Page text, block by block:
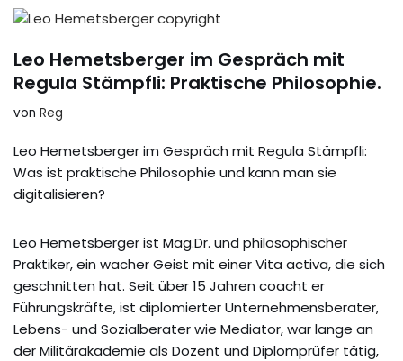
Leo Hemetsberger im Gespräch mit
Regula Stämpfli: Praktische Philosophie.
von Reg
Leo Hemetsberger im Gespräch mit Regula Stämpfli:
Was ist praktische Philosophie und kann man sie
digitalisieren?
Leo Hemetsberger ist Mag.Dr. und philosophischer
Praktiker, ein wacher Geist mit einer Vita activa, die sich
geschnitten hat. Seit über 15 Jahren coacht er
Führungskräfte, ist diplomierter Unternehmensberater,
Lebens- und Sozialberater wie Mediator, war lange an
der Militärakademie als Dozent und Diplomprüfer tätig,